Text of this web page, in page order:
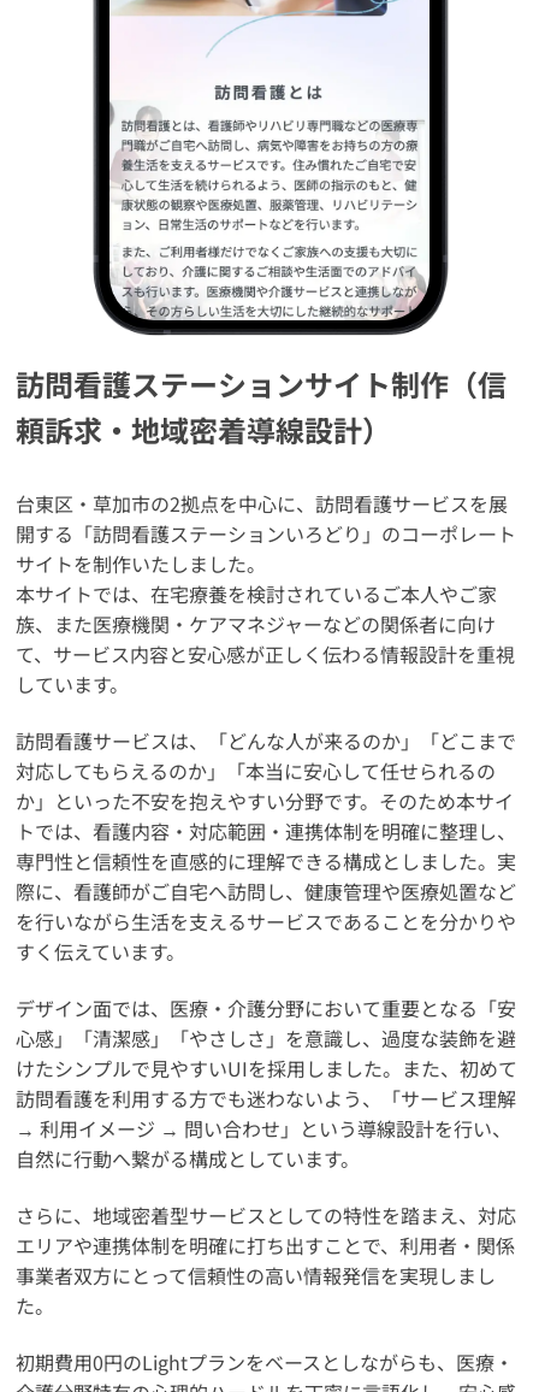
訪問看護ステーションサイト制作（信
頼訴求・地域密着導線設計）
台東区・草加市の2拠点を中心に、訪問看護サービスを展
開する「訪問看護ステーションいろどり」のコーポレート
サイトを制作いたしました。
本サイトでは、在宅療養を検討されているご本人やご家
族、また医療機関・ケアマネジャーなどの関係者に向け
て、サービス内容と安心感が正しく伝わる情報設計を重視
しています。
訪問看護サービスは、「どんな人が来るのか」「どこまで
対応してもらえるのか」「本当に安心して任せられるの
か」といった不安を抱えやすい分野です。そのため本サイ
トでは、看護内容・対応範囲・連携体制を明確に整理し、
専門性と信頼性を直感的に理解できる構成としました。実
際に、看護師がご自宅へ訪問し、健康管理や医療処置など
を行いながら生活を支えるサービスであることを分かりや
すく伝えています。
デザイン面では、医療・介護分野において重要となる「安
心感」「清潔感」「やさしさ」を意識し、過度な装飾を避
けたシンプルで見やすいUIを採用しました。また、初めて
訪問看護を利用する方でも迷わないよう、「サービス理解
→ 利用イメージ → 問い合わせ」という導線設計を行い、
自然に行動へ繋がる構成としています。
さらに、地域密着型サービスとしての特性を踏まえ、対応
エリアや連携体制を明確に打ち出すことで、利用者・関係
事業者双方にとって信頼性の高い情報発信を実現しまし
た。
初期費用0円のLightプランをベースとしながらも、医療・